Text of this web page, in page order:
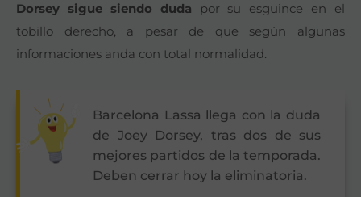
Dorsey sigue siendo duda por su esguince en el
tobillo derecho, a pesar de que según algunas
informaciones anda con total normalidad.
Barcelona Lassa llega con la duda
de Joey Dorsey, tras dos de sus
mejores partidos de la temporada.
Deben cerrar hoy la eliminatoria.